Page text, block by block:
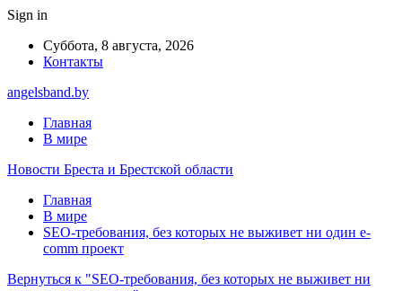
Sign in
Суббота, 8 августа, 2026
Контакты
angelsband.by
Главная
В мире
Новости Бреста и Брестской области
Главная
В мире
SEO-требования, без которых не выживет ни один e-
comm проект
Вернуться к "SEO-требования, без которых не выживет ни